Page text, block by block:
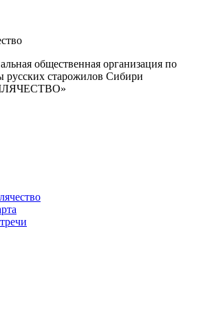
общественная организация по
русских старожилов Сибири